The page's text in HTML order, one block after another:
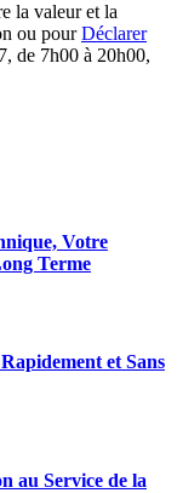
la valeur et la
ou pourDéclarer
de 7h00 à 20h00,
Votre
Terme
et Sans
au Service de la